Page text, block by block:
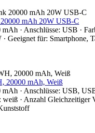
mAh 20W USB-C
· Anschlüsse: USB ·
Geeignet für: Smartphone,
20000 mAh, Weiß
· Anschlüsse: USB,
· Anzahl Gleichzeitiger